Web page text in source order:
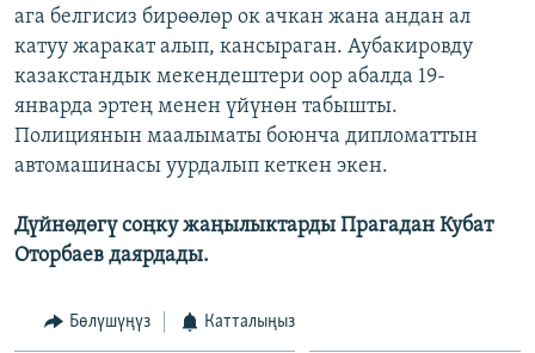
ЭЖЕ-СИҢДИЛЕР
АЗАТТЫК+
ЫҢГАЙСЫЗ СУРООЛОР
ОНЛАЙН ШЕРИНЕ
ага белгисиз бирөөлөр ок ачкан жана андан ал
катуу жаракат алып, кансыраган. Аубакировду
казакстандык мекендештери оор абалда 19-
январда эртең менен үйүнөн табышты.
Полициянын маалыматы боюнча дипломаттын
автомашинасы уурдалып кеткен экен.
Дүйнөдөгү соңку жаңылыктарды Прагадан Кубат
Оторбаев даярдады.
Бөлүшүңүз Катталыңыз